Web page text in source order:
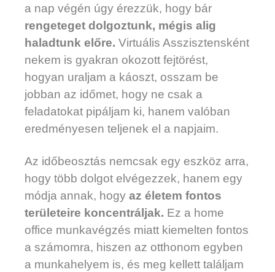
a nap végén úgy érezzük, hogy bár
rengeteget dolgoztunk, mégis alig
haladtunk előre. Virtuális Asszisztensként
nekem is gyakran okozott fejtörést,
hogyan uraljam a káoszt, osszam be
jobban az időmet, hogy ne csak a
feladatokat pipáljam ki, hanem valóban
eredményesen teljenek el a napjaim.
Az időbeosztás nemcsak egy eszköz arra,
hogy több dolgot elvégezzek, hanem egy
módja annak, hogy az életem fontos
területeire koncentráljak. Ez a home
office munkavégzés miatt kiemelten fontos
a számomra, hiszen az otthonom egyben
a munkahelyem is, és meg kellett találjam